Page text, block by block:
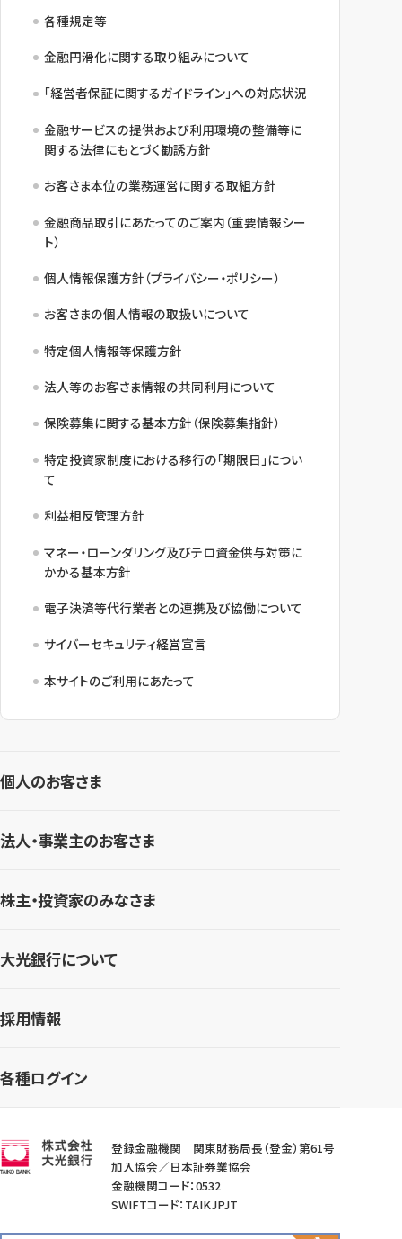
各種規定等
金融円滑化に関する取り組みについて
「経営者保証に関するガイドライン」への対応状況
金融サービスの提供および利用環境の整備等に
関する法律にもとづく勧誘方針
お客さま本位の業務運営に関する取組方針
金融商品取引にあたってのご案内（重要情報シー
ト）
個人情報保護方針（プライバシー・ポリシー）
お客さまの個人情報の取扱いについて
特定個人情報等保護方針
法人等のお客さま情報の共同利用について
保険募集に関する基本方針（保険募集指針）
特定投資家制度における移行の「期限日」につい
て
利益相反管理方針
マネー・ローンダリング及びテロ資金供与対策に
かかる基本方針
電子決済等代行業者との連携及び協働について
サイバーセキュリティ経営宣言
本サイトのご利用にあたって
個人のお客さま
法人・事業主のお客さま
株主・投資家のみなさま
大光銀行について
採用情報
各種ログイン
登録金融機関 関東財務局長（登金）第61号
加入協会／日本証券業協会
金融機関コード：0532
SWIFTコード：TAIKJPJT